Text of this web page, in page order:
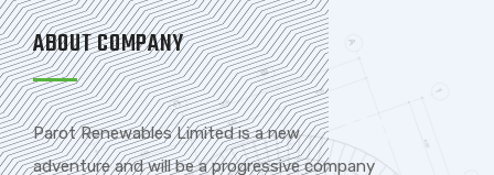
ABOUT COMPANY
Parot Renewables Limited is a new
adventure and will be a progressive company